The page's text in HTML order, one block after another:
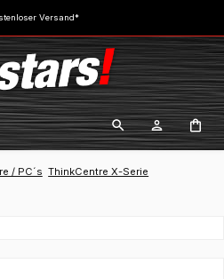
Versand*
/ PC´s ThinkCentre X-Serie